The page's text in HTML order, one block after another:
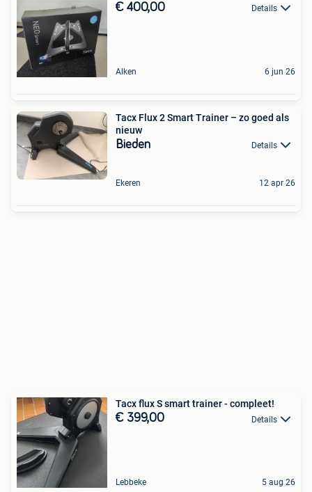
€ 400,00 Details
Alken 6 jun 26
Tacx Flux 2 Smart Trainer – zo goed als
nieuw
Bieden Details
Ekeren 12 apr 26
Tacx flux S smart trainer - compleet!
€ 399,00 Details
Lebbeke 5 aug 26